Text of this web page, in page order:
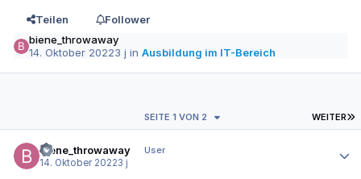
Teilen
Follower
biene_throwaway
14. Oktober 20223 j inAusbildung im IT-Bereich
WEITER
SEITE 1 VON 2
biene_throwaway
User
14. Oktober 20223 j